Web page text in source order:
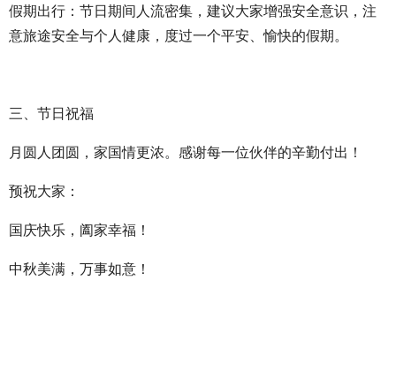
假期出行：节日期间人流密集，建议大家增强安全意识，注
意旅途安全与个人健康，度过一个平安、愉快的假期。
三、节日祝福
月圆人团圆，家国情更浓。感谢每一位伙伴的辛勤付出！
预祝大家：
国庆快乐，阖家幸福！
中秋美满，万事如意！